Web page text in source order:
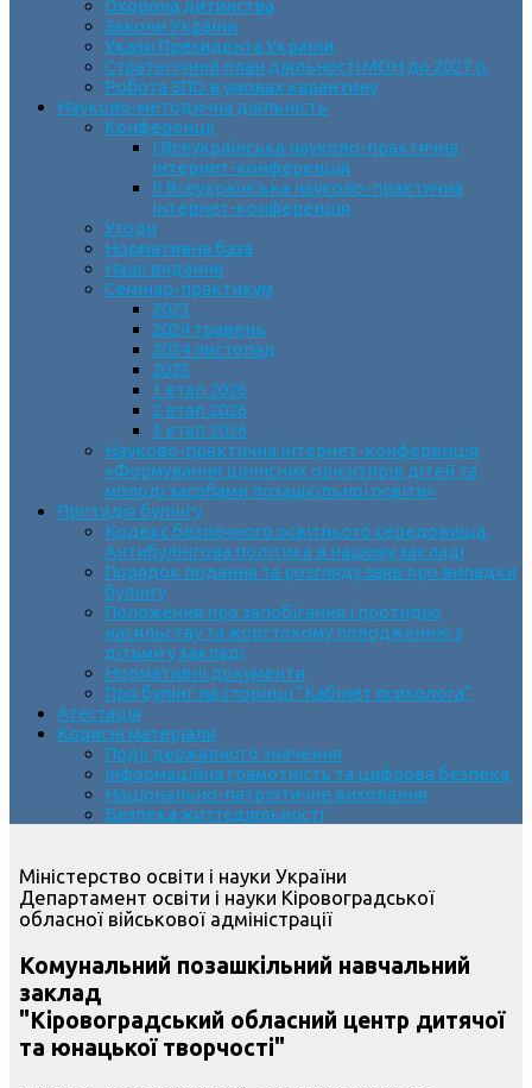
Охорона дитинства
Закони України
Укази Президента України
Стратегічний план діяльності МОН до 2027 р.
Робота ЗПО в умовах карантину
Науково-методична діяльність
Конференції
І Всеукраїнська науково-практична
інтернет-конференція
ІІ Всеукраїнська науково-практична
інтернет-конференція
Угоди
Нормативна база
Наші видання
Семінар-практикум
2023
2024 травень
2024 листопад
2025
1 етап 2026
2 етап 2026
3 етап 2026
Науково-практична інтернет-конференція
«Формування ціннісних орієнтирів дітей та
молоді засобами позашкільної освіти»
Протидія булінгу
Кодекс безпечного освітнього середовища.
Антибулінгова політика в нашому закладі
Порядок подання та розгляду заяв про випадки
булінгу
Положення про запобігання і протидію
насильству та жорстокому поводженню з
дітьми у закладі
Нормативні документи
Про булінг на сторінці “Кабінет психолога”
Атестація
Корисні матеріали
Події державного значення
Інформаційна грамотність та цифрова безпека
Національно-патріотичне виховання
Безпека життєдіяльності
Міністерство освіти і науки України
Департамент освіти і науки Кіровоградської
обласної військової адміністрації
Комунальний позашкільний навчальний
заклад
"Кіровоградський обласний центр дитячої
та юнацької творчості"